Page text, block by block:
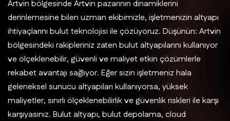
Artvin bölgesinde Artvin pazarının dinamiklerini
derinlemesine bilen uzman ekibimizle, işletmenizin altyapı
ihtiyaçlarını bulut teknolojisi ile çözüyoruz. Düşünün: Artvin
bölgesindeki rakipleriniz zaten bulut altyapılarını kullanıyor
ve ölçeklenebilir, güvenli ve maliyet etkin çözümlerle
rekabet avantajı sağlıyor. Eğer sizin işletmeniz hala
geleneksel sunucu altyapıları kullanıyorsa, yüksek
maliyetler, sınırlı ölçeklenebilirlik ve güvenlik riskleri ile karşı
karşıyasınız. Bulut altyapı, bulut depolama, cloud